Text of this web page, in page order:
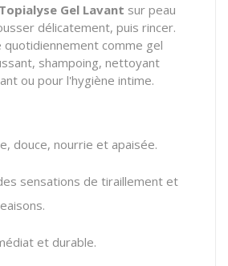
Topialyse Gel Lavant sur peau
délicatement, puis rincer.
comme gel
shampoing, nettoyant
ou pour l'hygiène intime.
douce, nourrie et apaisée.
sensations de tiraillement et
et durable.